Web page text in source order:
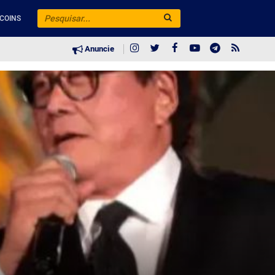
Anuncie